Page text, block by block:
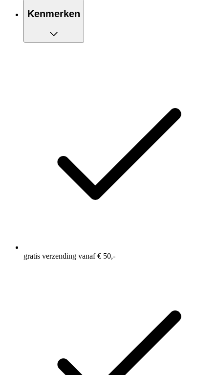
1 Reep is 35 gram
Aspartaamvrij
Voedingswaarden
Kenmerken
gratis verzending vanaf € 50,-